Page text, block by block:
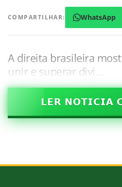
COMPARTILHAR: WhatsApp
A direita brasileira
unir e superar divi…
𝗟𝗘𝗥 𝗡𝗢𝗧𝗜𝗖𝗜𝗔